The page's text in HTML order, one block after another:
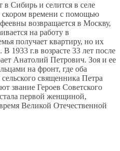
в Сибирь и селится в селе
времени с помощью
возвращается в Москву,
на работу в
получает квартиру, но их
1933 г.в возрасте 33 лет после
Анатолий Петрович. Зоя и ее
на фронт, где оба
священника Петра
звание Героев Советского
первой женщиной,
Великой Отечественной